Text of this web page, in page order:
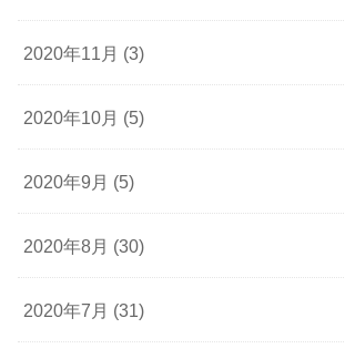
2020年11月 (3)
2020年10月 (5)
2020年9月 (5)
2020年8月 (30)
2020年7月 (31)